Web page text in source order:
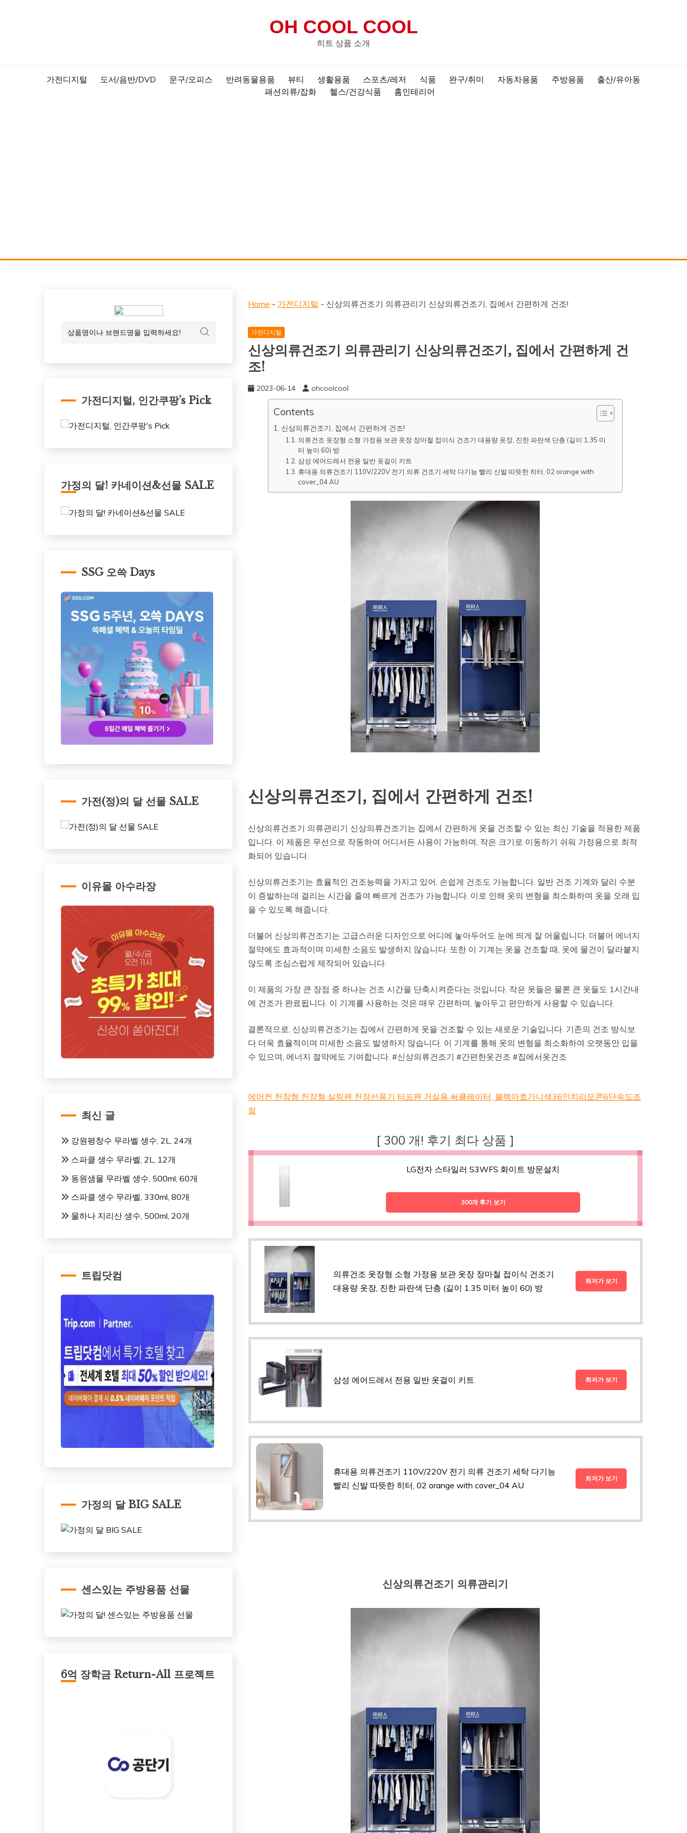
OH COOL COOL
히트 상품 소개
가전디지털 도서/음반/DVD 문구/오피스 반려동물용품 뷰티 생활용품 스포츠/레저 식품 완구/취미 자동차용품 주방용품
출산/유아동
패션의류/잡화
헬스/건강식품 홈인테리어
Home - 가전디지털 - 신상의류건조기 의류관리기 신상의류건조기, 집에서 간편하게 건조!
가전디지털
신상의류건조기 의류관리기 신상의류건조기, 집에서 간편하게 건
조!
2023-06-14 ohcoolcool
Contents
신상의류건조기, 집에서 간편하게 건조!
의류건조 옷장형 소형 가정용 보관 옷장 장마철 접이식 건조기 대용량 옷장, 진한 파란색 단층 (길이 1.35 미
터 높이 60) 방
삼성 에어드레서 전용 일반 옷걸이 키트
휴대용 의류건조기 110V/220V 전기 의류 건조기 세탁 다기능 빨리 신발 따뜻한 히터, 02 orange with
cover_04 AU
신상의류건조기, 집에서 간편하게 건조!
신상의류건조기 의류관리기 신상의류건조기는 집에서 간편하게 옷을 건조할 수 있는 최신 기술을 적용한 제품
입니다. 이 제품은 무선으로 작동하여 어디서든 사용이 가능하며, 작은 크기로 이동하기 쉬워 가정용으로 최적
화되어 있습니다.
신상의류건조기는 효율적인 건조능력을 가지고 있어, 손쉽게 건조도 가능합니다. 일반 건조 기계와 달리 수분
이 증발하는데 걸리는 시간을 줄여 빠르게 건조가 가능합니다. 이로 인해 옷의 변형을 최소화하며 옷을 오래 입
을 수 있도록 해줍니다.
더불어 신상의류건조기는 고급스러운 디자인으로 어디에 놓아두어도 눈에 띄게 잘 어울립니다. 더불어 에너지
절약에도 효과적이며 미세한 소음도 발생하지 않습니다. 또한 이 기계는 옷을 건조할 때, 옷에 물건이 달라붙지
않도록 조심스럽게 제작되어 있습니다.
이 제품의 가장 큰 장점 중 하나는 건조 시간을 단축시켜준다는 것입니다. 작은 옷들은 물론 큰 옷들도 1시간내
에 건조가 완료됩니다. 이 기계를 사용하는 것은 매우 간편하며, 놓아두고 편안하게 사용할 수 있습니다.
결론적으로, 신상의류건조기는 집에서 간편하게 옷을 건조할 수 있는 새로운 기술입니다. 기존의 건조 방식보
다 더욱 효율적이며 미세한 소음도 발생하지 않습니다. 이 기계를 통해 옷의 변형을 최소화하여 오랫동안 입을
수 있으며, 에너지 절약에도 기여합니다. #신상의류건조기 #간편한옷건조 #집에서옷건조
에어컨 천장형 천장형 실링팬 천장선풍기 타프팬 거실용 써큘레이터, 블랙마호가니색36인치리모콘6단속도조
절
[ 300 개! 후기 최다 상품 ]
LG전자 스타일러 S3WFS 화이트 방문설치
300개 후기 보기
의류건조 옷장형 소형 가정용 보관 옷장 장마철 접이식 건조기
대용량 옷장, 진한 파란색 단층 (길이 1.35 미터 높이 60) 방
최저가 보기
삼성 에어드레서 전용 일반 옷걸이 키트 최저가 보기
휴대용 의류건조기 110V/220V 전기 의류 건조기 세탁 다기능
빨리 신발 따뜻한 히터, 02 orange with cover_04 AU
최저가 보기
신상의류건조기 의류관리기
가전디지털, 인간쿠팡’s Pick
가정의 달! 카네이션&선물 SALE
SSG 오쓱 Days
가전(정)의 달 선물 SALE
이유몰 아수라장
최신 글
강원평창수 무라벨 생수, 2L, 24개
스파클 생수 무라벨, 2L, 12개
동원샘물 무라벨 생수, 500ml, 60개
스파클 생수 무라벨, 330ml, 80개
물하나 지리산 생수, 500ml, 20개
트립닷컴
가정의 달 BIG SALE
센스있는 주방용품 선물
6억 장학금 Return-All 프로젝트